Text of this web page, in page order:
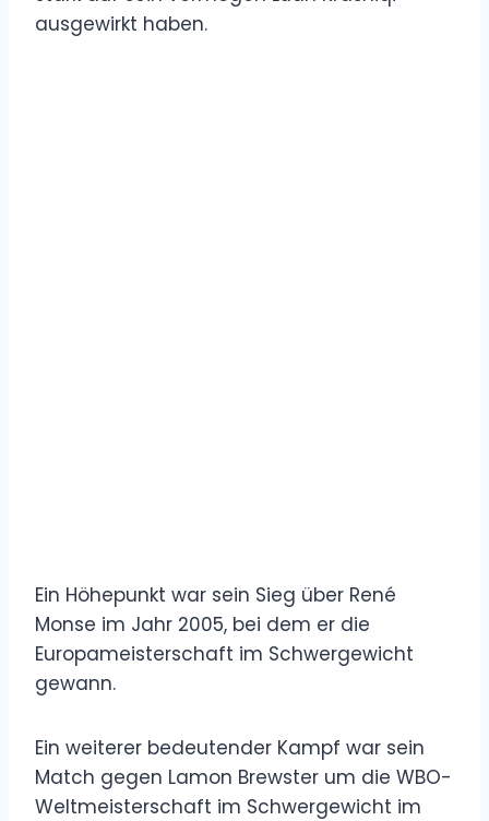
ausgewirkt haben.
Ein Höhepunkt war sein Sieg über René
Monse im Jahr 2005, bei dem er die
Europameisterschaft im Schwergewicht
gewann.
Ein weiterer bedeutender Kampf war sein
Match gegen Lamon Brewster um die WBO-
Weltmeisterschaft im Schwergewicht im